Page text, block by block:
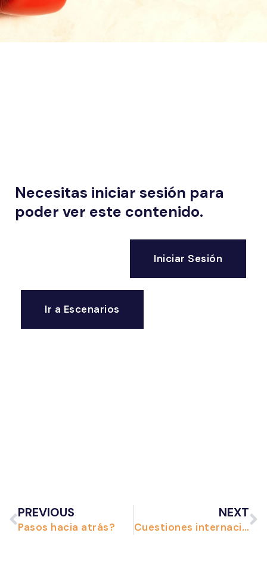
Necesitas iniciar sesión para
poder ver este contenido.
Iniciar Sesión
Ir a Escenarios
PREVIOUS
Pasos hacia atrás?
NEXT
Cuestiones internacionales